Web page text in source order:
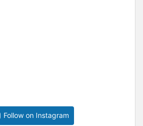
Follow on Instagram